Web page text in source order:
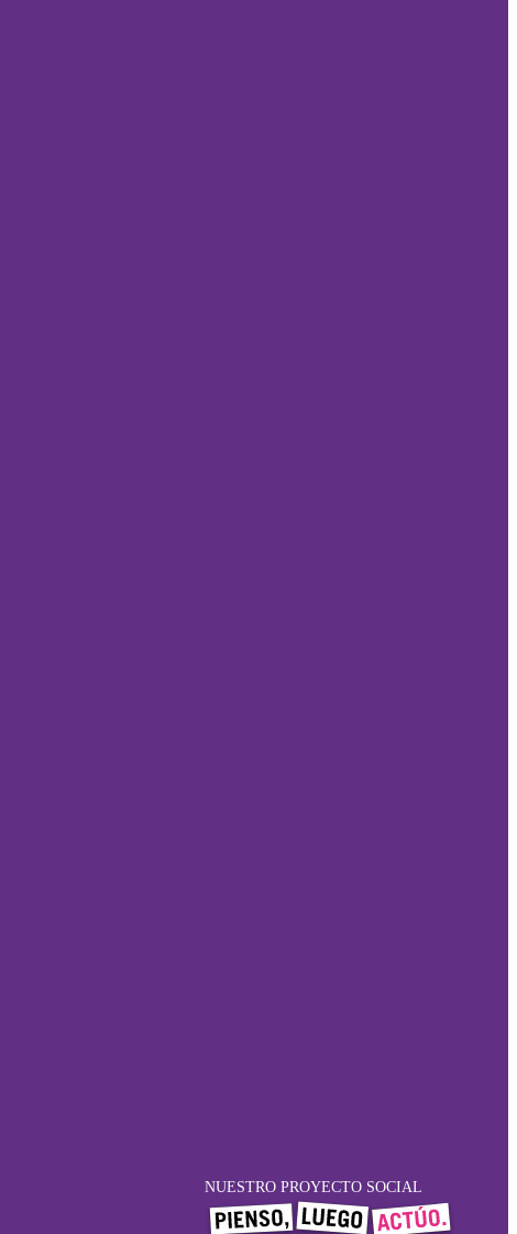
NUESTRO PROYECTO SOCIAL